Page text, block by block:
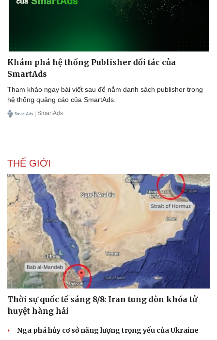
Du lịch
Tư vấn
Săn Tour
check-in
Câu chuyện thời sự
Đọc truyện đêm khuya
Hạt giống tâm hồn
Khám phá hệ thống Publisher đối tác của
SmartAds
Tham khảo ngay bài viết sau để nắm danh sách publisher trong
hệ thống quảng cáo của SmartAds.
| SmartAds
THẾ GIỚI
Thời sự quốc tế sáng 8/8: Iran tung đòn khóa tử
huyệt hàng hải
Nga phá hủy cơ sở năng lượng trọng yếu của Ukraine